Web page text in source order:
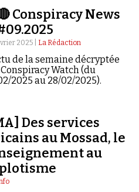
Conspiracy News
2025 | La Rédaction
de la semaine décryptée
Watch (du
2025 au 28/02/2025).
Des services
au Mossad, le
au